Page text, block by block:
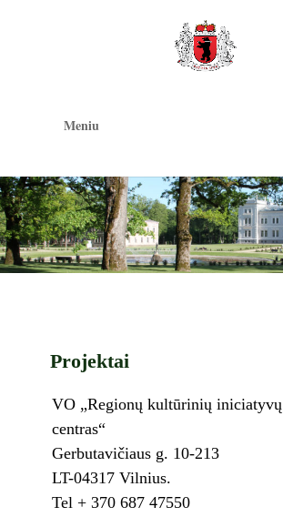
Meniu
Projektai
VO „Regionų kultūrinių iniciatyvų
centras“
Gerbutavičiaus g. 10-213
LT-04317 Vilnius.
Tel + 370 687 47550